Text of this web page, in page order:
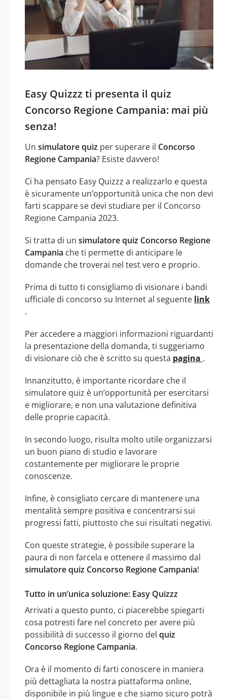
Easy Quizzz ti presenta il quiz
Concorso Regione Campania: mai più
senza!
Un simulatore quiz per superare il Concorso
Regione Campania? Esiste davvero!
Ci ha pensato Easy Quizzz a realizzarlo e questa
è sicuramente un’opportunità unica che non devi
farti scappare se devi studiare per il Concorso
Regione Campania 2023.
Si tratta di un simulatore quiz Concorso Regione
Campania che ti permette di anticipare le
domande che troverai nel test vero e proprio.
Prima di tutto ti consigliamo di visionare i bandi
ufficiale di concorso su Internet al seguente link
.
Per accedere a maggiori informazioni riguardanti
la presentazione della domanda, ti suggeriamo
di visionare ciò che è scritto su questa pagina .
Innanzitutto, è importante ricordare che il
simulatore quiz è un’opportunità per esercitarsi
e migliorare, e non una valutazione definitiva
delle proprie capacità.
In secondo luogo, risulta molto utile organizzarsi
un buon piano di studio e lavorare
costantemente per migliorare le proprie
conoscenze.
Infine, è consigliato cercare di mantenere una
mentalità sempre positiva e concentrarsi sui
progressi fatti, piuttosto che sui risultati negativi.
Con queste strategie, è possibile superare la
paura di non farcela e ottenere il massimo dal
simulatore quiz Concorso Regione Campania!
Tutto in un’unica soluzione: Easy Quizzz
Arrivati a questo punto, ci piacerebbe spiegarti
cosa potresti fare nel concreto per avere più
possibilità di successo il giorno del quiz
Concorso Regione Campania.
Ora è il momento di farti conoscere in maniera
più dettagliata la nostra piattaforma online,
disponibile in più lingue e che siamo sicuro potrà